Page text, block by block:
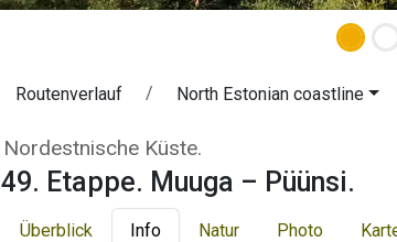
Routenverlauf North Estonian coastline
49. Etappe. Muuga –
Nordestnische Küste.
49. Etappe. Muuga – Püünsi.
Überblick Info Natur Photo